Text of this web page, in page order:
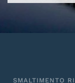
SMALTIMENTO